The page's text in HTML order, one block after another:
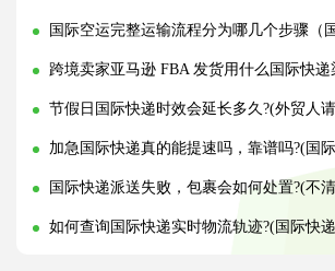
国际空运完整运输流程分为哪几个步骤（国际空
跨境卖家亚马逊 FBA 发货用什么国际快递渠道?(
节假日国际快递时效会延长多久?(外贸人
加急国际快递真的能提速吗，靠谱吗?(国际快
国际快递派送失败，包裹会如何处置?(不清楚
如何查询国际快递实时物流轨迹?(国际快